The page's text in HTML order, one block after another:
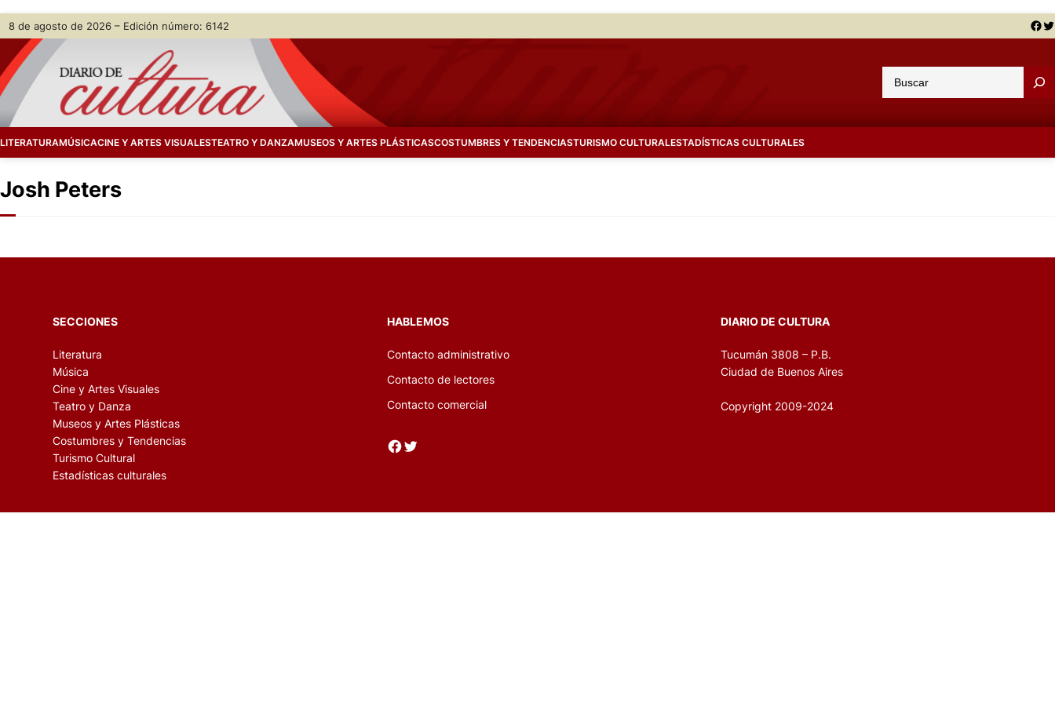
Skip
content
8 de agosto de 2026 – Edición número: 6142 Facebook Twitter
u
a
LITERATURAMÚSICACINE Y ARTES VISUALESTEATRO Y DANZAMUSEOS Y ARTES PLÁSTICASCOSTUMBRES Y TENDENCIASTURISMO CULTURALESTADÍSTICAS CULTURALES
Josh Peters
SECCIONES
Literatura
Música
Cine y Artes Visuales
Teatro y Danza
Museos y Artes Plásticas
Costumbres y Tendencias
Turismo Cultural
Estadísticas culturales
HABLEMOS
Contacto administrativo
Contacto de lectores
Contacto comercial
Facebook Twitter
DIARIO DE CULTURA
Tucumán 3808 – P.B.
Ciudad de Buenos Aires
Copyright 2009-2024